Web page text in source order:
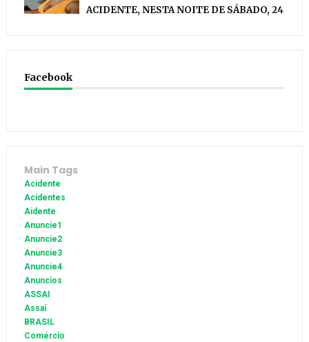
ACIDENTE, NESTA NOITE DE SÁBADO, 24
Facebook
Main Tags
Acidente
Acidentes
Aidente
Anuncie1
Anuncie2
Anuncie3
Anuncie4
Anuncios
ASSAI
Assaí
BRASIL
Comércio